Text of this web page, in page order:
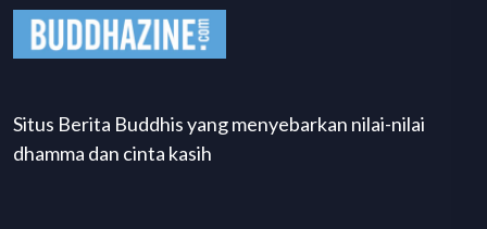
Situs Berita Buddhis yang menyebarkan nilai-nilai
dhamma dan cinta kasih